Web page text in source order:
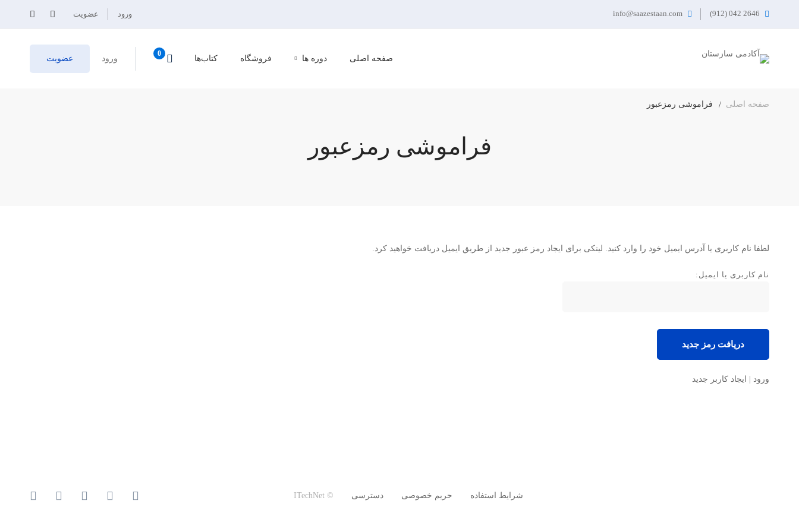
2646 042 (912)
info@saazestaan.com ورود عضویت
صفحه اصلی دوره ها فروشگاه کتاب‌ها ورود عضویت
صفحه اصلی فراموشی رمزعبور
فراموشی رمزعبور
لطفا نام کاربری یا آدرس ایمیل خود را وارد کنید. لینکی برای ایجاد رمز عبور جدید از طریق ایمیل دریافت خواهید کرد.
نام کاربری یا ایمیل:
ورود ایجاد کاربر جدید
شرایط استفاده حریم خصوصی دسترسی © ITechNet